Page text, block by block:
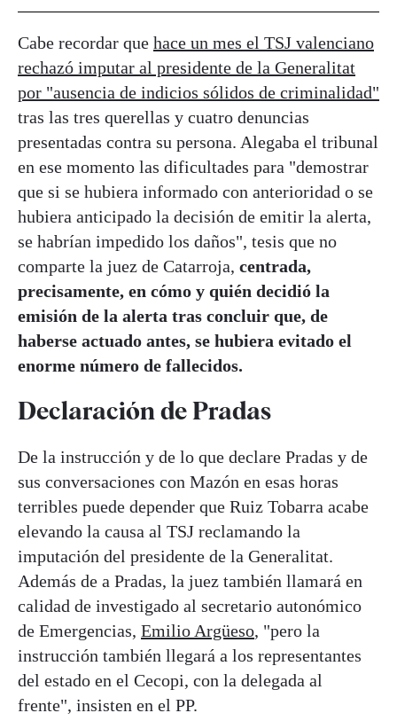
Cabe recordar que hace un mes el TSJ valenciano
rechazó imputar al presidente de la Generalitat
por "ausencia de indicios sólidos de criminalidad"
tras las tres querellas y cuatro denuncias
presentadas contra su persona. Alegaba el tribunal
en ese momento las dificultades para "demostrar
que si se hubiera informado con anterioridad o se
hubiera anticipado la decisión de emitir la alerta,
se habrían impedido los daños", tesis que no
comparte la juez de Catarroja, centrada,
precisamente, en cómo y quién decidió la
emisión de la alerta tras concluir que, de
haberse actuado antes, se hubiera evitado el
enorme número de fallecidos.
Declaración de Pradas
De la instrucción y de lo que declare Pradas y de
sus conversaciones con Mazón en esas horas
terribles puede depender que Ruiz Tobarra acabe
elevando la causa al TSJ reclamando la
imputación del presidente de la Generalitat.
Además de a Pradas, la juez también llamará en
calidad de investigado al secretario autonómico
de Emergencias, Emilio Argüeso, "pero la
instrucción también llegará a los representantes
del estado en el Cecopi, con la delegada al
frente", insisten en el PP.